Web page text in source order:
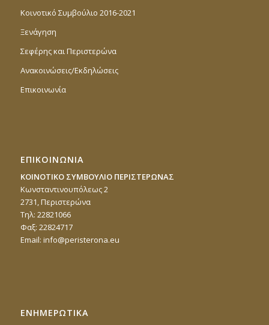
Κοινοτικό Συμβούλιο 2016-2021
Ξενάγηση
Σεφέρης και Περιστερώνα
Ανακοινώσεις/Εκδηλώσεις
Επικοινωνία
ΕΠΙΚΟΙΝΩΝΙΑ
ΚΟΙΝΟΤΙΚΟ ΣΥΜΒΟΥΛΙΟ ΠΕΡΙΣΤΕΡΩΝΑΣ
Κωνσταντινουπόλεως 2
2731, Περιστερώνα
Τηλ: 22821066
Φαξ: 22824717
Email: info@peristerona.eu
ΕΝΗΜΕΡΩΤΙΚΑ